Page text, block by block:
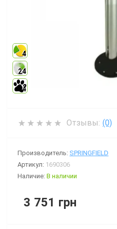
4
24
4
Отзывы: (0)
Производитель: SPRINGFIELD
Артикул: 1690306
Наличие: В наличии
3 751 грн